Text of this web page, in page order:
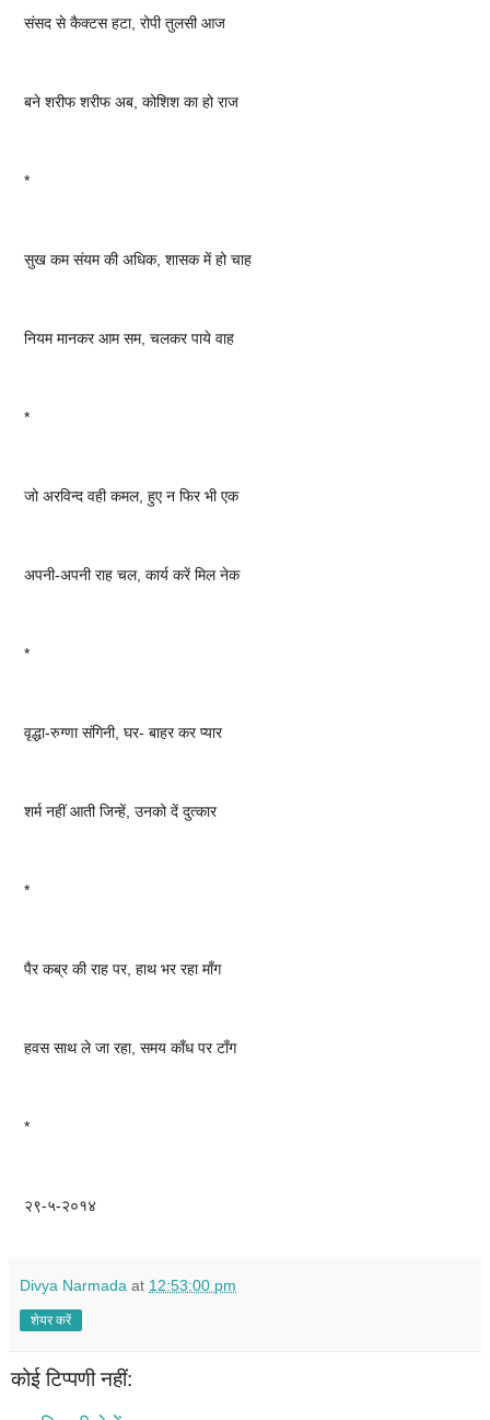
संसद से कैक्टस हटा, रोपी तुलसी आज
बने शरीफ शरीफ अब, कोशिश का हो राज
*
सुख कम संयम की अधिक, शासक में हो चाह
नियम मानकर आम सम, चलकर पाये वाह
*
जो अरविन्द वही कमल, हुए न फिर भी एक
अपनी-अपनी राह चल, कार्य करें मिल नेक
*
वृद्धा-रुग्णा संगिनी, घर- बाहर कर प्यार
शर्म नहीं आती जिन्हें, उनको दें दुत्कार
*
पैर कब्र की राह पर, हाथ भर रहा माँग
हवस साथ ले जा रहा, समय काँध पर टाँग
*
२९-५-२०१४
Divya Narmada at 12:53:00 pm
शेयर करें
कोई टिप्पणी नहीं: